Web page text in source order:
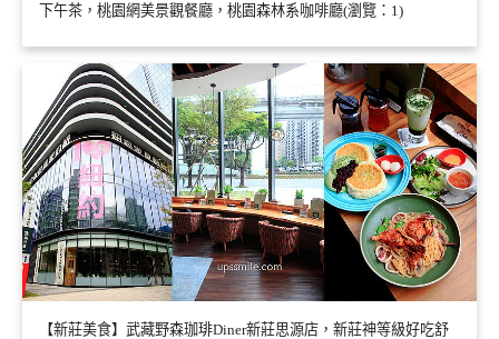
下午茶，桃園網美景觀餐廳，桃園森林系咖啡廳(瀏覽：1)
【新莊美食】武藏野森珈琲Diner新莊思源店，新莊神等級好吃舒